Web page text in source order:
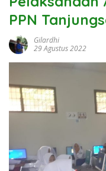
PPN
Gilardhi
29 Agustus 2022